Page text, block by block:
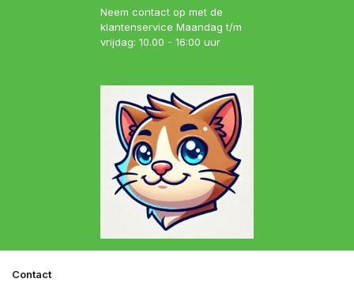
Neem contact op met de
klantenservice Maandag t/m
vrijdag: 10.00 - 16:00 uur
Contact